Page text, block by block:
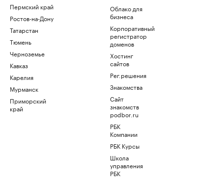
Пермский край
Ростов-на-Дону
Татарстан
Тюмень
Черноземье
Кавказ
Карелия
Мурманск
Приморский
край
Облако для
бизнеса
Корпоративный
регистратор
доменов
Хостинг
сайтов
Рег.решения
Знакомства
Сайт
знакомств
podbor.ru
РБК
Компании
РБК Курсы
Школа
управления
РБК